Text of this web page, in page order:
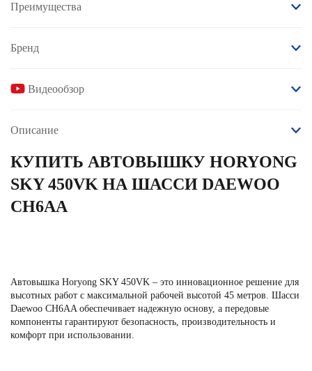
Преимущества
Бренд
Видеообзор
Описание
КУПИТЬ АВТОВЫШКУ HORYONG
SKY 450VK НА ШАССИ DAEWOO
СН6AA
Автовышка Horyong SKY 450VK – это инновационное решение для
высотных работ с максимальной рабочей высотой 45 метров. Шасси
Daewoo СН6AA обеспечивает надежную основу, а передовые
компоненты гарантируют безопасность, производительность и
комфорт при использовании.